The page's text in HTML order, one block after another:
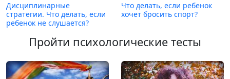
Дисциплинарные
стратегии. Что делать, если
ребенок не слушается?
Что делать, если ребенок
хочет бросить спорт?
Пройти психологические тесты